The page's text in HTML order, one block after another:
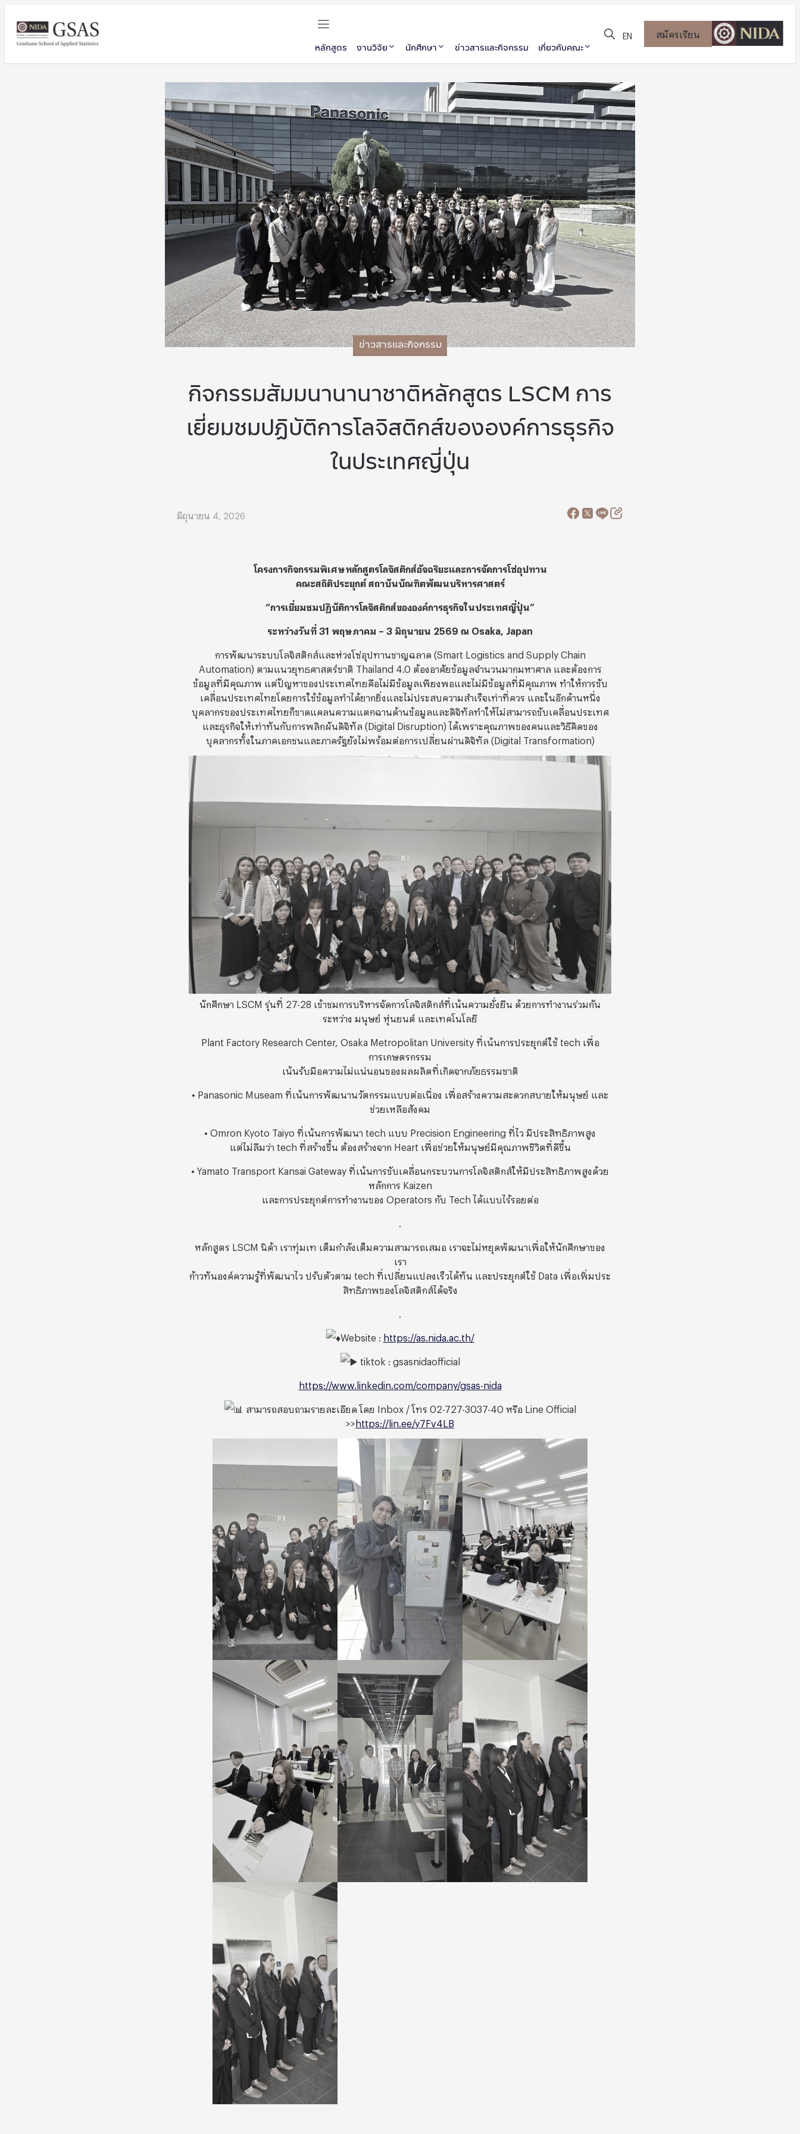
หลักสูตร งานวิจัย นักศึกษา ข่าวสารและกิจกรรม เกี่ยวกับคณะ
EN สมัครเรียน
ข่าวสารและกิจกรรม
กิจกรรมสัมมนานานาชาติหลักสูตร LSCM การ
เยี่ยมชมปฏิบัติการโลจิสติกส์ขององค์การธุรกิจ
ในประเทศญี่ปุ่น
มิถุนายน 4, 2026
โครงการกิจกรรมพิเศษหลักสูตรโลจิสติกส์อัจฉริยะและการจัดการโซ่อุปทาน
คณะสถิติประยุกต์ สถาบันบัณฑิตพัฒนบริหารศาสตร์
“การเยี่ยมชมปฏิบัติการโลจิสติกส์ขององค์การธุรกิจในประเทศญี่ปุ่น”
ระหว่างวันที่ 31 พฤษภาคม 3 มิถุนายน 2569 ณ Osaka, Japan
การพัฒนาระบบโลจิสติกส์และห่วงโซ่อุปทานชาญฉลาด (Smart Logistics and Supply Chain
Automation) ตามแนวยุทธศาสตร์ชาติ Thailand 4.0 ต้องอาศัยข้อมูลจำนวนมากมหาศาล และต้องการ
ข้อมูลที่มีคุณภาพ แต่ปัญหาของประเทศไทยคือไม่มีข้อมูลเพียงพอและไม่มีข้อมูลที่มีคุณภาพ ทำให้การขับ
เคลื่อนประเทศไทยโดยการใช้ข้อมูลทำได้ยากยิ่งและไม่ประสบความสำเร็จเท่าที่ควร และในอีกด้านหนึ่ง
บุคลากรของประเทศไทยก็ขาดแคลนความแตกฉานด้านข้อมูลและดิจิทัลทำให้ไม่สามารถขับเคลื่อนประเทศ
และธุรกิจให้เท่าทันกับการพลิกผันดิจิทัล (Digital Disruption) ได้เพราะคุณภาพของคนและวิธีคิดของ
บุคลากรทั้งในภาคเอกชนและภาครัฐยังไม่พร้อมต่อการเปลี่ยนผ่านดิจิทัล (Digital Transformation)
นักศึกษา LSCM รุ่นที่ 27-28 เข้าชมการบริหารจัดการโลจิสติกส์ที่เน้นความยั่งยืน ด้วยการทำงานร่วมกัน
ระหว่าง มนุษย์ หุ่นยนต์ และเทคโนโลยี
Plant Factory Research Center, Osaka Metropolitan University ที่เน้นการประยุกต์ใช้ tech เพื่อ
การเกษตรกรรม
เน้นรับมือความไม่แน่นอนของผลผลิตที่เกิดจากภัยธรรมชาติ
• Panasonic Museam ที่เน้นการพัฒนานวัตกรรมแบบต่อเนื่อง เพื่อสร้างความสะดวกสบายให้มนุษย์ และ
ช่วยเหลือสังคม
• Omron Kyoto Taiyo ที่เน้นการพัฒนา tech แบบ Precision Engineering ที่ไว มีประสิทธิภาพสูง
แต่ไม่ลืมว่า tech ที่สร้างขึ้น ต้องสร้างจาก Heart เพื่อช่วยให้มนุษย์มีคุณภาพชีวิตที่ดีขึ้น
• Yamato Transport Kansai Gateway ที่เน้นการขับเคลื่อนกระบวนการโลจิสติกส์ให้มีประสิทธิภาพสูงด้วย
หลักการ Kaizen
และการประยุกต์การทำงานของ Operators กับ Tech ได้แบบไร้รอยต่อ
หลักสูตร LSCM นิด้า เราทุ่มเท เต็มกำลังเต็มความสามารถเสมอ เราจะไม่หยุดพัฒนาเพื่อให้นักศึกษาของ
เรา
ก้าวทันองค์ความรู้ที่พัฒนาไว ปรับตัวตาม tech ที่เปลี่ยนแปลงเร็วได้ทัน และประยุกต์ใช้ Data เพื่อเพิ่มประ
สิทธิภาพของโลจิสติกส์ได้จริง
Website : https://as.nida.ac.th/
tiktok : gsasnidaofficial
https://www.linkedin.com/company/gsas-nida
สามารถสอบถามรายละเอียด โดย Inbox / โทร 02-727-3037-40 หรือ Line Official
>> https://lin.ee/y7Fv4LB